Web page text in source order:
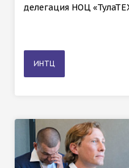
делегация НОЦ
ИНТЦ